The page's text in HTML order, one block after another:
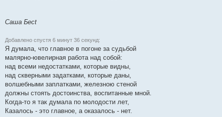
Саша Бесt
Добавлено спустя 6 минут 36 секунд:
Я думала, что главное в погоне за судьбой
малярно-ювелирная работа над собой:
над всеми недостатками, которые видны,
над скверными задатками, которые даны,
волшебными заплатками, железною стеной
должны стоять достоинства, воспитанные мной.
Когда-то я так думала по молодости лет,
Казалось - это главное, а оказалось - нет.